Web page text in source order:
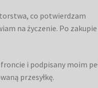
co potwierdzam
na życzenie. Po
i podpisany moim
przesyłkę.